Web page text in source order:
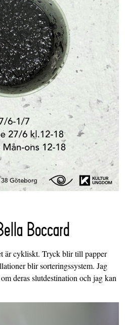
Boccard
är cykliskt. Tryck blir till papper
blir sorteringssystem. Jag
deras slutdestination och jag kan